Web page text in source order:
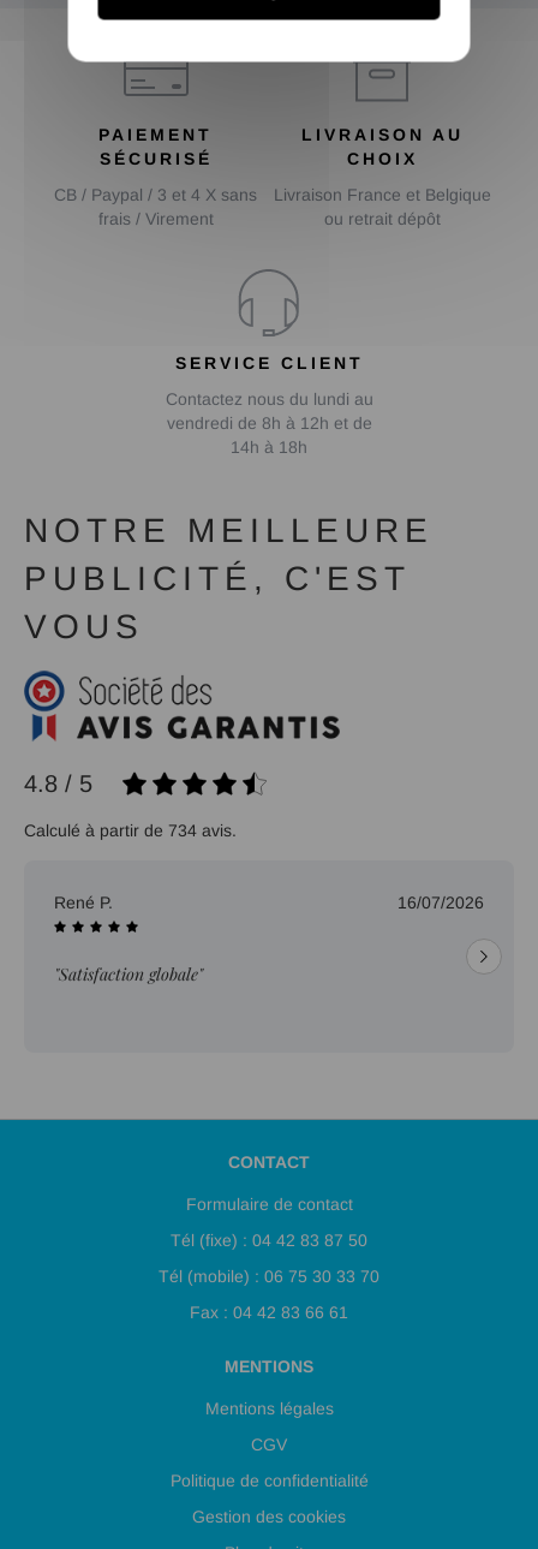
PAIEMENT
SÉCURISÉ
CB / Paypal / 3 et 4 X sans
frais / Virement
LIVRAISON AU
CHOIX
Livraison France et Belgique
ou retrait dépôt
SERVICE CLIENT
Contactez nous du lundi au
vendredi de 8h à 12h et de
14h à 18h
NOTRE MEILLEURE
PUBLICITÉ, C'EST
VOUS
4.8 / 5
Calculé à partir de 734 avis.
René P. 16/07/2026
"Satisfaction globale"
CONTACT
Formulaire de contact
Tél (fixe) : 04 42 83 87 50
Tél (mobile) : 06 75 30 33 70
Fax : 04 42 83 66 61
MENTIONS
Mentions légales
CGV
Politique de confidentialité
Gestion des cookies